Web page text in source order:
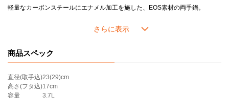
軽量なカーボンスチールにエナメル加工を施した、EOS素材の両手鍋。
熱伝導が早いため、湯通しなどの下処理や、パスタ・麺類・スープ・おでんなど水分をたっぷり使う料理に向いています。
商品スペック
直径(取手込)23(29)cm
高さ(フタ込)17cm
容量
3.7L